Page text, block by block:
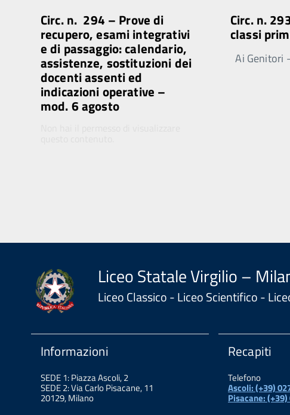
Circ. n. 294 – Prove di
recupero, esami integrativi
e di passaggio: calendario,
assistenze, sostituzioni dei
docenti assenti ed
indicazioni operative –
mod. 6 agosto
Circ. n.
classi
Ai Genitori
Liceo Statale Virgilio –
Liceo Classico - Liceo Scientifico -
Informazioni
SEDE 1: Piazza Ascoli, 2
SEDE 2: Via Carlo Pisacane, 11
20129, Milano
Recapiti
Telefono
Ascoli: (+39)
Pisacane: